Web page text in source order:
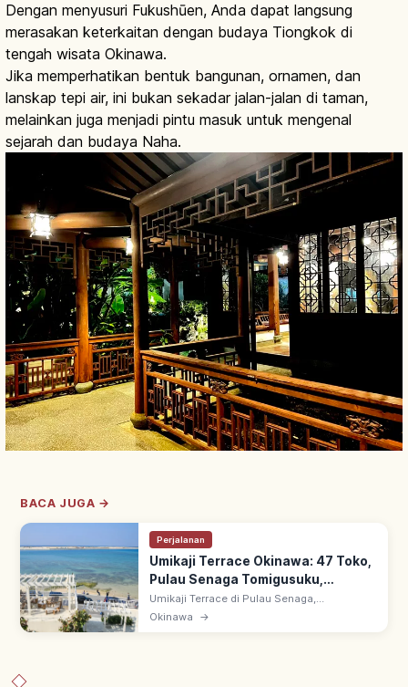
Dengan menyusuri Fukushūen, Anda dapat langsung
merasakan keterkaitan dengan budaya Tiongkok di
tengah wisata Okinawa.
Jika memperhatikan bentuk bangunan, ornamen, dan
lanskap tepi air, ini bukan sekadar jalan-jalan di taman,
melainkan juga menjadi pintu masuk untuk mengenal
sejarah dan budaya Naha.
BACA JUGA →
Perjalanan
Umikaji Terrace Okinawa: 47 Toko,
Pulau Senaga Tomigusuku,
Pemandangan & Akses
Umikaji Terrace di Pulau Senaga,
Tomigusuku, Okinawa: ~15 menit dari
Okinawa →